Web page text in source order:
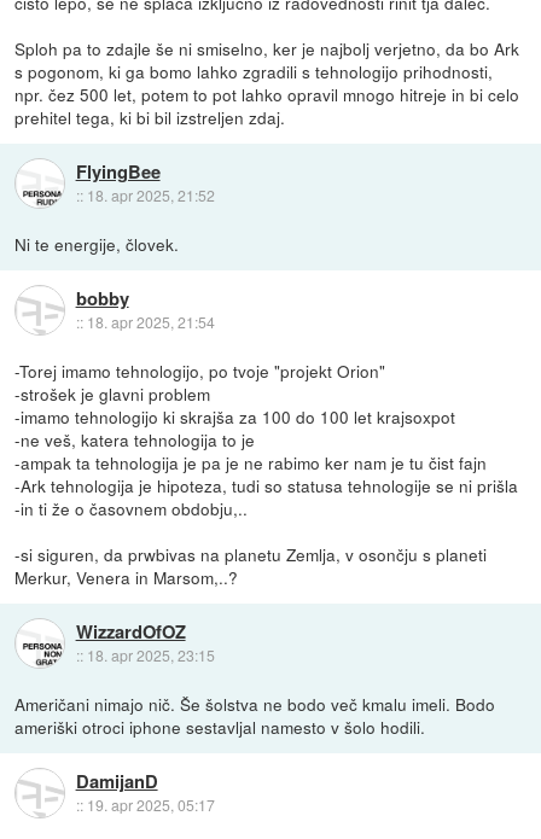
Sploh pa to zdajle še ni smiselno, ker je najbolj verjetno, da bo Ark
s pogonom, ki ga bomo lahko zgradili s tehnologijo prihodnosti,
npr. čez 500 let, potem to pot lahko opravil mnogo hitreje in bi celo
prehitel tega, ki bi bil izstreljen zdaj.
FlyingBee
:: 18. apr 2025, 21:52
Ni te energije, človek.
bobby
:: 18. apr 2025, 21:54
-Torej imamo tehnologijo, po tvoje "projekt Orion"
-strošek je glavni problem
-imamo tehnologijo ki skrajša za 100 do 100 let krajsoxpot
-ne veš, katera tehnologija to je
-ampak ta tehnologija je pa je ne rabimo ker nam je tu čist fajn
-Ark tehnologija je hipoteza, tudi so statusa tehnologije se ni prišla
-in ti že o časovnem obdobju,..
-si siguren, da prwbivas na planetu Zemlja, v osončju s planeti
Merkur, Venera in Marsom,..?
WizzardOfOZ
:: 18. apr 2025, 23:15
Američani nimajo nič. Še šolstva ne bodo več kmalu imeli. Bodo
ameriški otroci iphone sestavljal namesto v šolo hodili.
DamijanD
:: 19. apr 2025, 05:17